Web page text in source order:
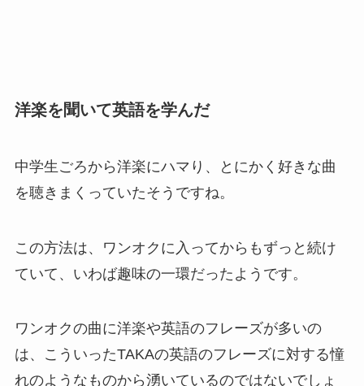
洋楽を聞いて英語を学んだ
中学生ごろから洋楽にハマり、とにかく好きな曲
を聴きまくっていたそうですね。
この方法は、ワンオクに入ってからもずっと続け
ていて、いわば趣味の一環だったようです。
ワンオクの曲に洋楽や英語のフレーズが多いの
は、こういったTAKAの英語のフレーズに対する憧
れのようなものから湧いているのではないでしょ